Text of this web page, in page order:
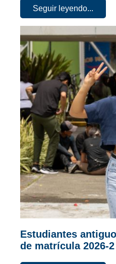
Seguir leyendo...
Estudiantes
de matrícula 2026-2